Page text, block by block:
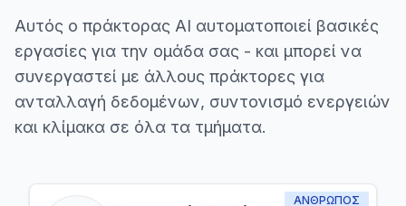
Αυτός ο πράκτορας AI αυτοματοποιεί βασικές
εργασίες για την ομάδα σας - και μπορεί να
συνεργαστεί με άλλους πράκτορες για
ανταλλαγή δεδομένων, συντονισμό ενεργειών
και κλίμακα σε όλα τα τμήματα.
ΆΝΘΡΩΠΟΣ